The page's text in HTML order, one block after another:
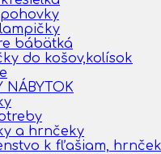
pohovky
bábätká
do košov,kolísok
NÁBYTOK
a hrnčeky
k fľašiam,